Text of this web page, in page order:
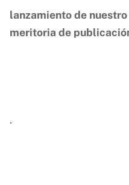
lanzamiento de
meritoria de
.